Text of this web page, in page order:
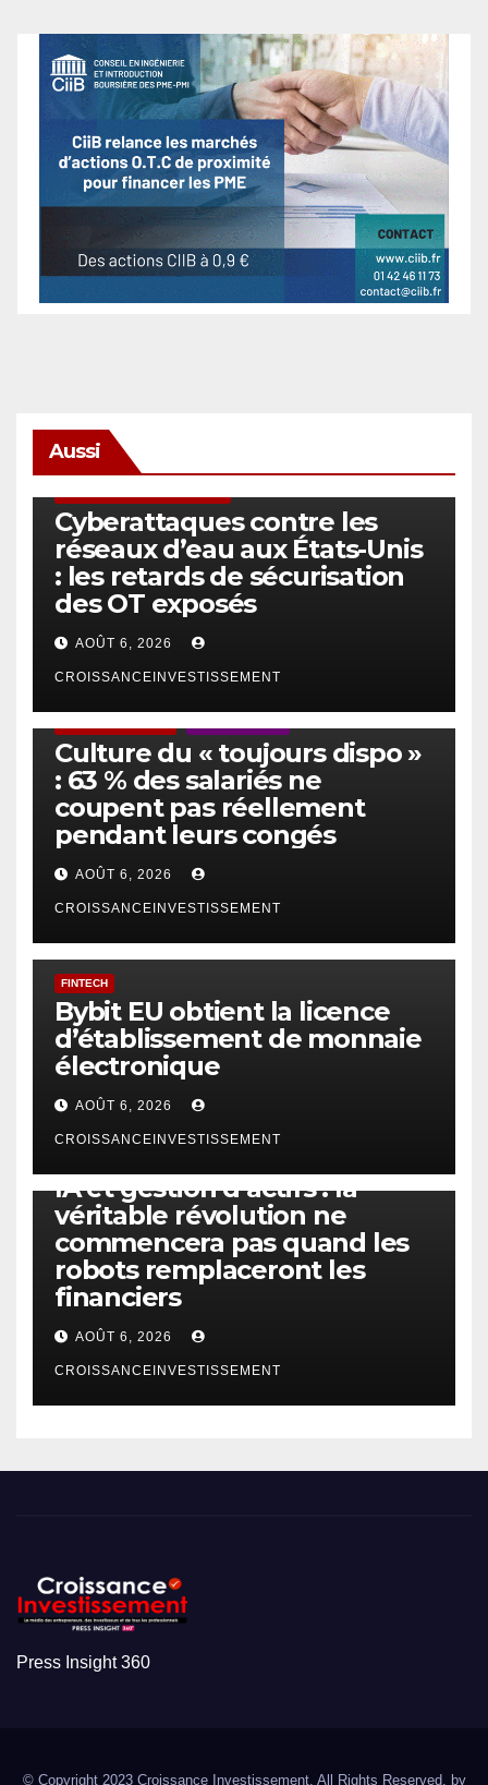
Aussi
Cyberattaques contre les
réseaux d’eau aux États-Unis
: les retards de sécurisation
des OT exposés
AOÛT 6, 2026
CROISSANCEINVESTISSEMENT
Culture du « toujours dispo »
: 63 % des salariés ne
coupent pas réellement
pendant leurs congés
AOÛT 6, 2026
CROISSANCEINVESTISSEMENT
FINTECH
Bybit EU obtient la licence
d’établissement de monnaie
électronique
AOÛT 6, 2026
CROISSANCEINVESTISSEMENT
IA et gestion d’actifs : la
véritable révolution ne
commencera pas quand les
robots remplaceront les
financiers
AOÛT 6, 2026
CROISSANCEINVESTISSEMENT
Press Insight 360
© Copyright 2023 Croissance Investissement. All Rights Reserved. by